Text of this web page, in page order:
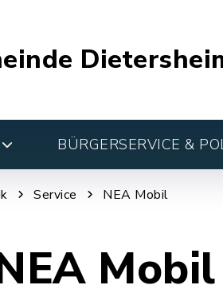
BÜRGERSERVICE &
Service NEA Mobil